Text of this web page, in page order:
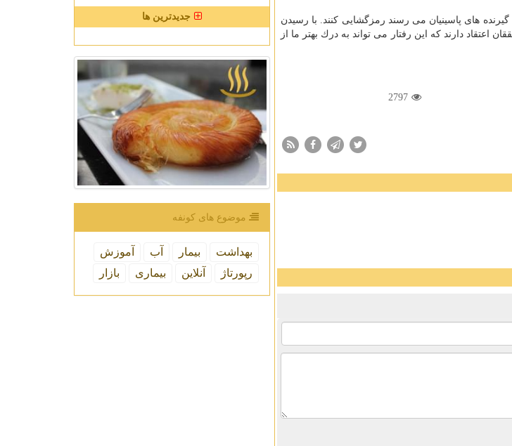
های پاسینیان می رسند رمزگشایی كنند. با رسیدن
دارند كه این رفتار می تواند به درك بهتر ما از
2797
جدیدترین ها
موضوع های كونفه
بهداشت بیمار آب
آموزش
رپورتاژ
آنلاین بیماری بازار